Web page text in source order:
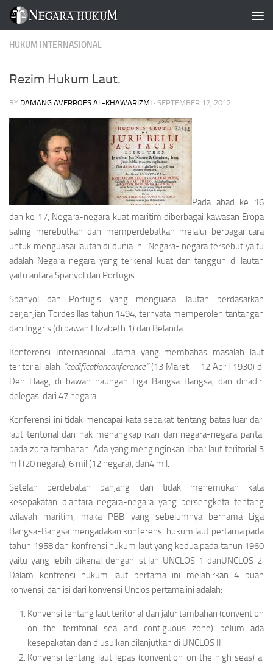
Skip to content
HUKUM INTERNASIONAL
Rezim Hukum Laut.
BY DAMANG AVERROES AL-KHAWARIZMI · SEPTEMBER 12, 2012
Pada abad ke 16
dan ke 17, Negara-negara kuat maritim diberbagai kawasan Eropa
saling merebutkan dan memperdebatkan melalui berbagai cara
untuk menguasai lautan di dunia ini. Negara- negara tersebut yaitu
adalah Negara-negara yang terkenal kuat dan tangguh di lautan
yaitu antara Spanyol dan Portugis.
Spanyol dan Portugis yang menguasai lautan berdasarkan
perjanjian Tordesillas tahun 1494, ternyata memperoleh tantangan
dari Inggris (di bawah Elizabeth 1) dan Belanda.
Konferensi Internasional utama yang membahas masalah laut
teritorial ialah “codificationconference”(13 Maret – 12 April 1930) di
Den Haag, di bawah naungan Liga Bangsa Bangsa, dan dihadiri
delegasi dari 47 negara.
Konferensi ini tidak mencapai kata sepakat tentang batas luar dari
laut teritorial dan hak menangkap ikan dari negara-negara pantai
pada zona tambahan. Ada yang menginginkan lebar laut teritorial 3
mil (20 negara), 6 mil (12 negara), dan4 mil.
Setelah perdebatan panjang dan tidak menemukan kata
kesepakatan diantara negara-negara yang bersengketa tentang
wilayah maritim, maka PBB yang sebelumnya bernama Liga
Bangsa-Bangsa mengadakan konferensi hukum laut pertama pada
tahun 1958 dan konfrensi hukum laut yang kedua pada tahun 1960
yaitu yang lebih dikenal dengan istilah UNCLOS 1 danUNCLOS 2.
Dalam konfrensi hukum laut pertama ini melahirkan 4 buah
konvensi, dan isi dari konvensi Unclos pertama ini adalah:
Konvensi tentang laut teritorial dan jalur tambahan (convention
on the territorial sea and contiguous zone) belum ada
kesepakatan dan diusulkan dilanjutkan di UNCLOS II.
Konvensi tentang laut lepas (convention on the high seas) a.